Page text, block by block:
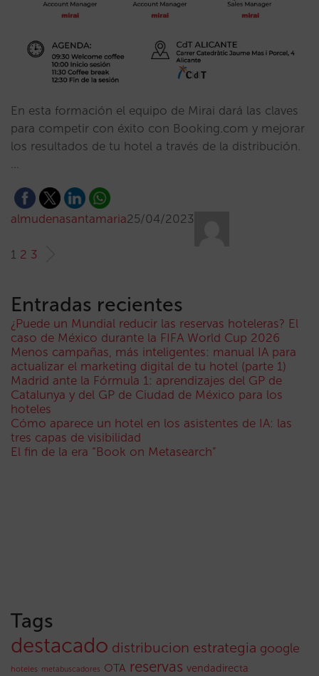
En esta formación el equipo de Mirai dará las claves
para competir con éxito con Booking.com y mejorar
los resultados de tu hotel a través de la distribución.
…
almudenasantamaria25/04/2023
1 2 3
Entradas recientes
¿Puede un Mundial reducir las reservas hoteleras? El
caso de México durante la FIFA World Cup 2026
Menos campañas, más inteligentes: manual IA para
actualizar el marketing digital de tu hotel (parte 1)
Madrid ante la Fórmula 1: aprendizajes del GP de
Catalunya y del GP de Ciudad de México para los
hoteles
Cómo aparece un hotel en los asistentes de IA: las
tres capas de visibilidad
El fin de la era “Book on Metasearch”
Tags
destacado distribucion estrategia google
hoteles metabuscadores OTA reservas vendadirecta